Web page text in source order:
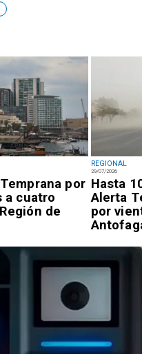
por
a cuatro
de
REGIONAL
29/07/2026
Hasta
Alerta
por